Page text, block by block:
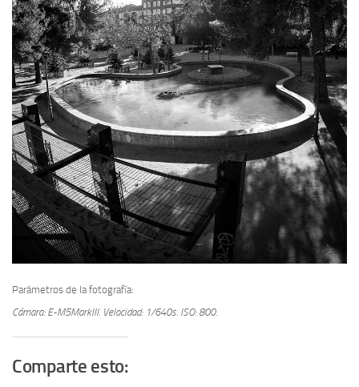
Parámetros de la fotografía:
Cámara: E-M5MarkIII. Velocidad: 1/640s. ISO: 800.
Comparte esto: